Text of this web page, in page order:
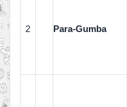
2 Para-Gumba